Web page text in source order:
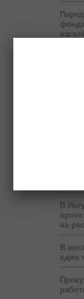
В
на
В
один